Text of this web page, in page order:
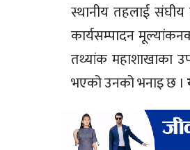
स्थानीय तहलाई संघीय
कार्यसम्पादन
तथ्यांक महाशाखाका
भएको उनको भनाइ छ ।